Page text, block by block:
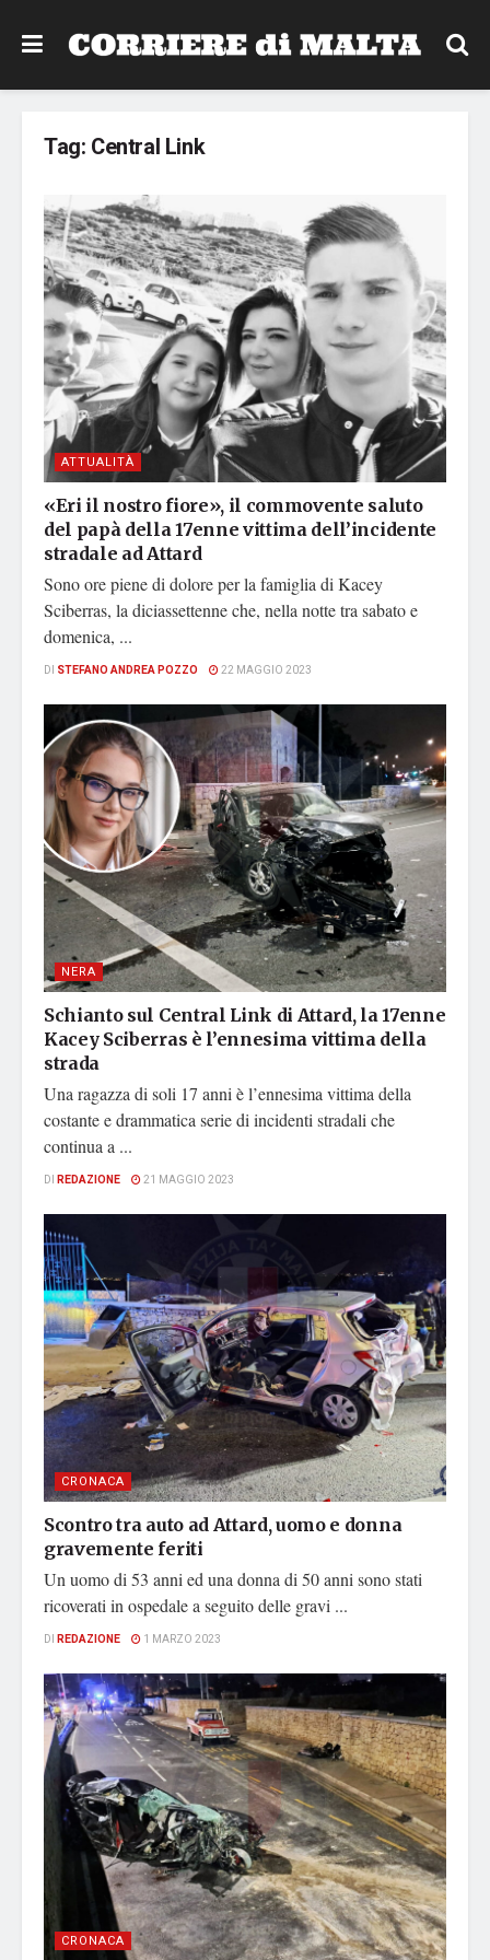
Tag: Central Link
ATTUALITÀ
«Eri il nostro fiore», il commovente saluto
del papà della 17enne vittima dell’incidente
stradale ad Attard
Sono ore piene di dolore per la famiglia di Kacey
Sciberras, la diciassettenne che, nella notte tra sabato e
domenica, ...
DI STEFANO ANDREA POZZO 22 MAGGIO 2023
NERA
Schianto sul Central Link di Attard, la 17enne
Kacey Sciberras è l’ennesima vittima della
strada
Una ragazza di soli 17 anni è l’ennesima vittima della
costante e drammatica serie di incidenti stradali che
continua a ...
DI REDAZIONE 21 MAGGIO 2023
CRONACA
Scontro tra auto ad Attard, uomo e donna
gravemente feriti
Un uomo di 53 anni ed una donna di 50 anni sono stati
ricoverati in ospedale a seguito delle gravi ...
DI REDAZIONE 1 MARZO 2023
CRONACA